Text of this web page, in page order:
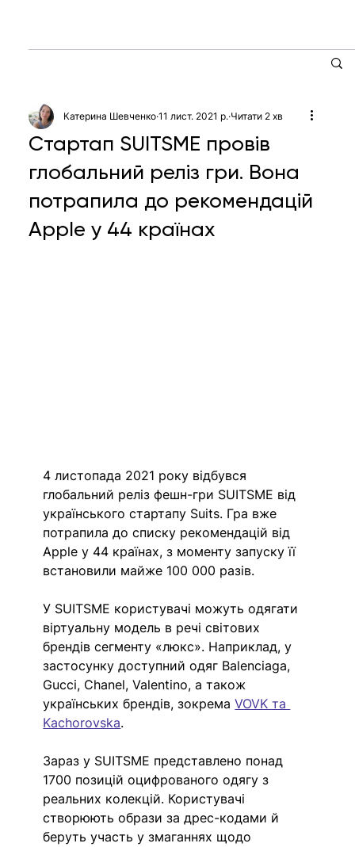
Стартап SUITSME провів
глобальний реліз гри. Вона
потрапила до рекомендацій
Apple у 44 країнах
Катерина Шевченко 11 лист. 2021 р. Читати 2 хв
4 листопада 2021 року відбувся
глобальний реліз фешн-гри SUITSME від
українського стартапу Suits. Гра вже
потрапила до списку рекомендацій від
Apple у 44 країнах, з моменту запуску її
встановили майже 100 000 разів.
У SUITSME користувачі можуть одягати
віртуальну модель в речі світових
брендів сегменту «люкс». Наприклад, у
застосунку доступний одяг Balenciaga,
Gucci, Chanel, Valentino, а також
українських брендів, зокрема VOVK та
Kachorovska.
Зараз у SUITSME представлено понад
1700 позицій оцифрованого одягу з
реальних колекцій. Користувачі
створюють образи за дрес-кодами й
беруть участь у змаганнях щодо